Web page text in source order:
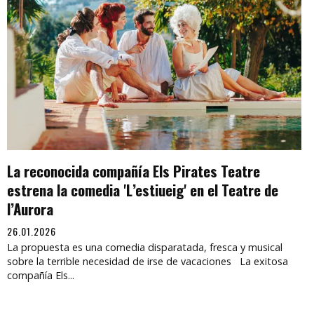
La reconocida compañía Els Pirates Teatre
estrena la comedia 'L’estiueig' en el Teatre de
l’Aurora
26.01.2026
La propuesta es una comedia disparatada, fresca y musical
sobre la terrible necesidad de irse de vacaciones La exitosa
compañía Els...